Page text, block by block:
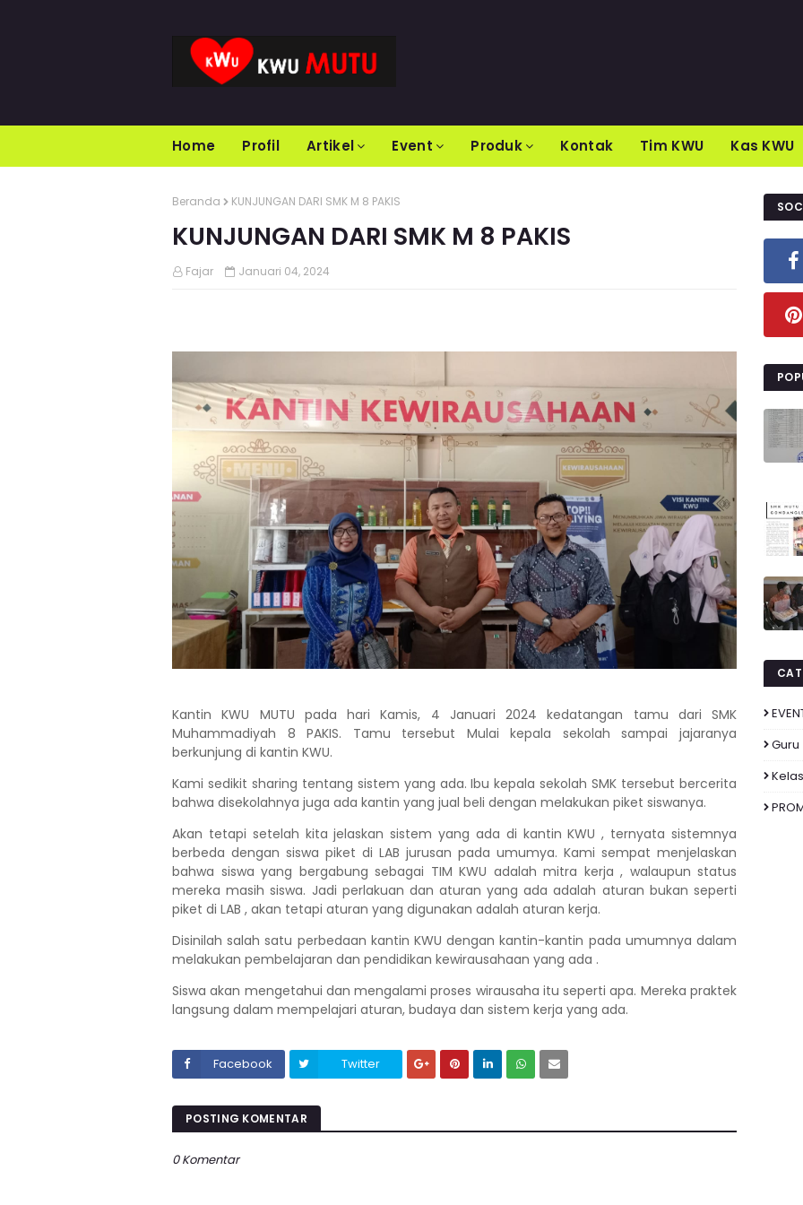
Home Profil Artikel Event Produk Kontak Tim KWU Kas KWU
Beranda KUNJUNGAN DARI SMK M 8 PAKIS
KUNJUNGAN DARI SMK M 8 PAKIS
Fajar Januari 04, 2024
Kantin KWU MUTU pada hari Kamis, 4 Januari 2024 kedatangan tamu dari SMK
Muhammadiyah 8 PAKIS. Tamu tersebut Mulai kepala sekolah sampai jajaranya
berkunjung di kantin KWU.
Kami sedikit sharing tentang sistem yang ada. Ibu kepala sekolah SMK tersebut bercerita
bahwa disekolahnya juga ada kantin yang jual beli dengan melakukan piket siswanya.
Akan tetapi setelah kita jelaskan sistem yang ada di kantin KWU , ternyata sistemnya
berbeda dengan siswa piket di LAB jurusan pada umumya. Kami sempat menjelaskan
bahwa siswa yang bergabung sebagai TIM KWU adalah mitra kerja , walaupun status
mereka masih siswa. Jadi perlakuan dan aturan yang ada adalah aturan bukan seperti
piket di LAB , akan tetapi aturan yang digunakan adalah aturan kerja.
Disinilah salah satu perbedaan kantin KWU dengan kantin-kantin pada umumnya dalam
melakukan pembelajaran dan pendidikan kewirausahaan yang ada .
Siswa akan mengetahui dan mengalami proses wirausaha itu seperti apa. Mereka praktek
langsung dalam mempelajari aturan, budaya dan sistem kerja yang ada.
Facebook Twitter
POSTING KOMENTAR
0 Komentar
Guru